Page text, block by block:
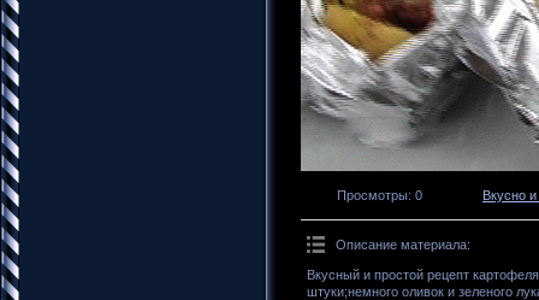
Просмотры: 0 Вкусно
Описание материала:
Вкусный и простой рецепт
штуки;немного оливок и зеленого